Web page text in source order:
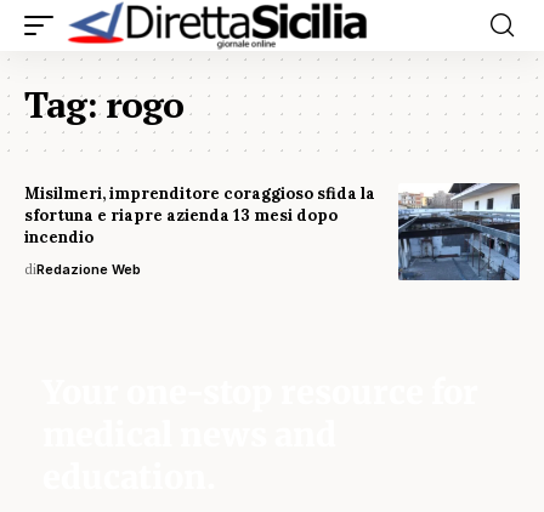
Tag:rogo
Misilmeri, imprenditore coraggioso sfida la
sfortuna e riapre azienda 13 mesi dopo
incendio
diRedazione Web